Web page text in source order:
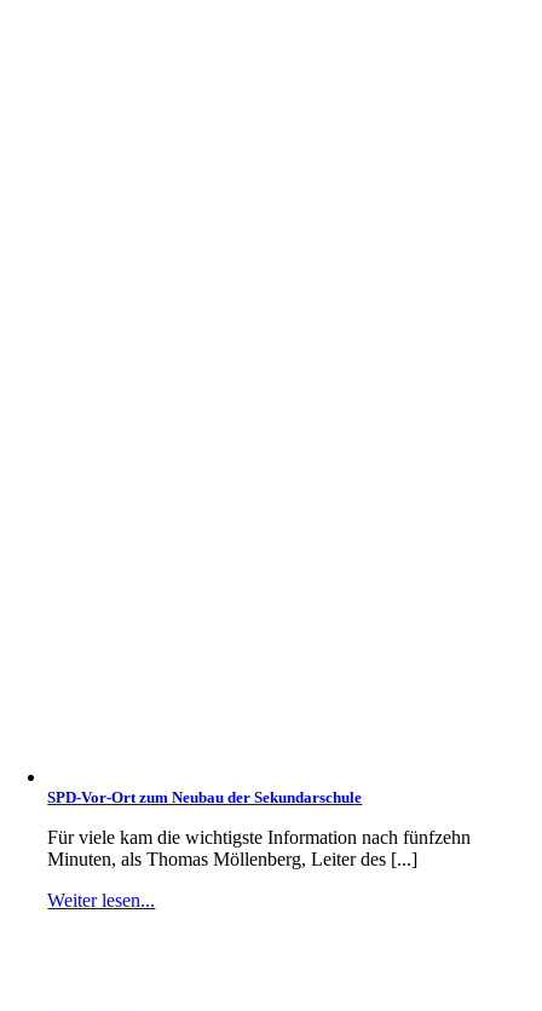
SPD-Vor-Ort zum Neubau der Sekundarschule
Für viele kam die wichtigste Information nach fünfzehn
Minuten, als Thomas Möllenberg, Leiter des [...]
Weiter lesen...